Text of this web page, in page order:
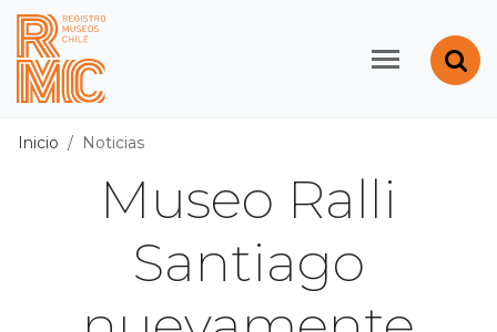
Contenido principal
Registro de Museos
Inicio Noticias
Museo Ralli
Santiago